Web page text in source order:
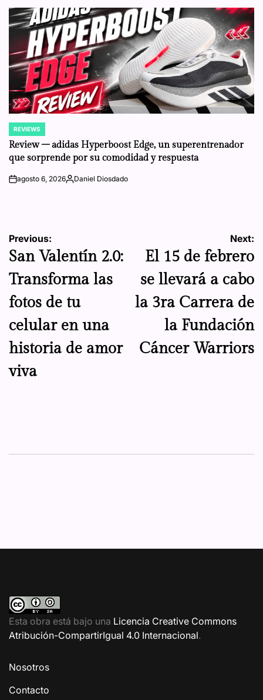
POSTED
IN
REVIEWS
Review – adidas Hyperboost Edge, un superentrenador
que sorprende por su comodidad y respuesta
onagosto 6, 2026Posted
Daniel Diosdado
Navegación
de
entradas
Previous:
San Valentín 2.0:
Transforma las
fotos de tu
celular en una
historia de amor
viva
Next:
El 15 de febrero
se llevará a cabo
la 3ra Carrera de
la Fundación
Cáncer Warriors
Esta obra está bajo una Licencia Creative Commons
Atribución-CompartirIgual 4.0 Internacional.
Nosotros
Contacto